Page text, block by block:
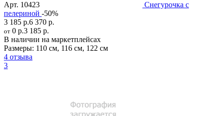
Арт. 10423
Снегурочка с
пелериной -50%
3 185 р.6 370 р.
от 0 р.3 185 р.
В наличии на маркетплейсах
Размеры: 110 см, 116 см, 122 см
4 отзыва
3